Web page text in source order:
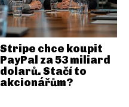
Stripe chce koupit
PayPal za 53 miliard
dolarů. Stačí to
akcionářům?